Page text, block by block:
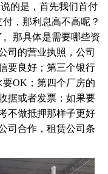
的是，首先我们首付
，那利息高不高呢？
那具体是需要哪些资
司的营业执照，公司
要良好；第三个银行
OK；第四个厂房的
据或者发票；如果要
不做抵押那样子更好
司合作，租赁公司条